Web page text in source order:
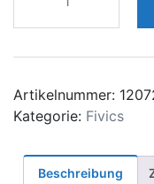
Stand
Artikelnummer:
Kategorie: Fivics
Beschreibung